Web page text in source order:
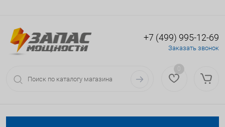
Вход Регистрация
+7 (499) 995-12-69
Заказать звонок
0